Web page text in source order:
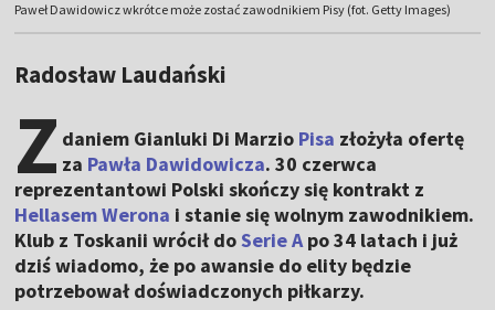
Paweł Dawidowicz wkrótce może zostać zawodnikiem Pisy (fot. Getty Images)
Radosław Laudański
Z daniem Gianluki Di Marzio Pisa złożyła ofertę
za Pawła Dawidowicza. 30 czerwca
reprezentantowi Polski skończy się kontrakt z
Hellasem Werona i stanie się wolnym zawodnikiem.
Klub z Toskanii wrócił doSerie Apo 34 latach i już
dziś wiadomo, że po awansie do elity będzie
potrzebował doświadczonych piłkarzy.